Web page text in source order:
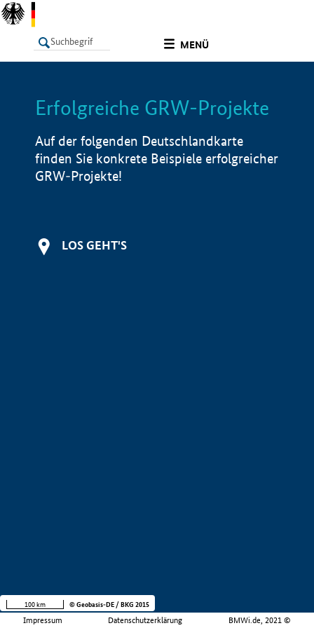
MENÜ
LISTE Info
Erfolgreiche GRW-Projekte
Auf der folgenden Deutschlandkarte
finden Sie konkrete Beispiele erfolgreicher
GRW-Projekte!
LOS GEHT'S
Impressum Datenschutzerklärung BMWi.de, 2021 ©
100 km © Geobasis-DE / BKG 2015